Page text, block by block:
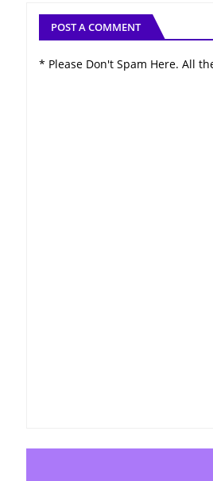
POST A COMMENT
* Please Don't Spam Here. All